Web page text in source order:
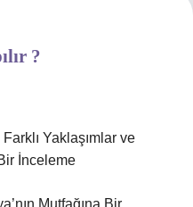
?
Farklı Yaklaşımlar ve
İnceleme
Mutfağına Bir